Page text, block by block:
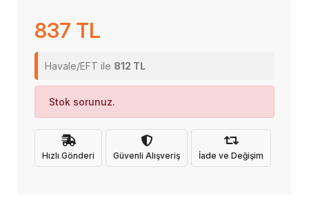
837 TL
Havale/EFT ile 812 TL
Stok sorunuz.
Hızlı Gönderi Güvenli Alışveriş İade ve Değişim